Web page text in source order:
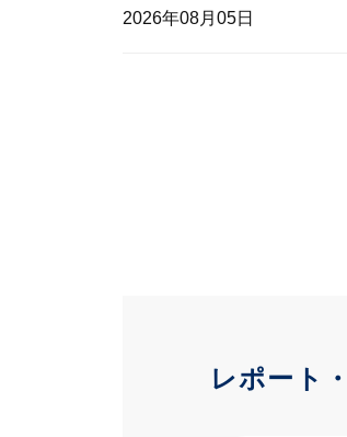
2026年08月05日
レポート